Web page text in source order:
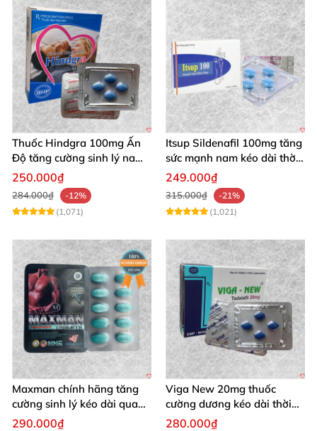
Thuốc Hindgra 100mg Ấn
Độ tăng cường sinh lý nam
hindgra-100 chống xts
cương dương
250.000₫
284.000₫
-12%
(1,071)
Itsup Sildenafil 100mg tăng
sức mạnh nam kéo dài thời
gian quan hệ
249.000₫
315.000₫
-21%
(1,021)
Maxman chính hãng tăng
cường sinh lý kéo dài quan
hệ chống xuất tinh sớm
290.000₫
Viga New 20mg thuốc
cường dương kéo dài thời
gian tăng cường sinh lý hộp
280.000₫